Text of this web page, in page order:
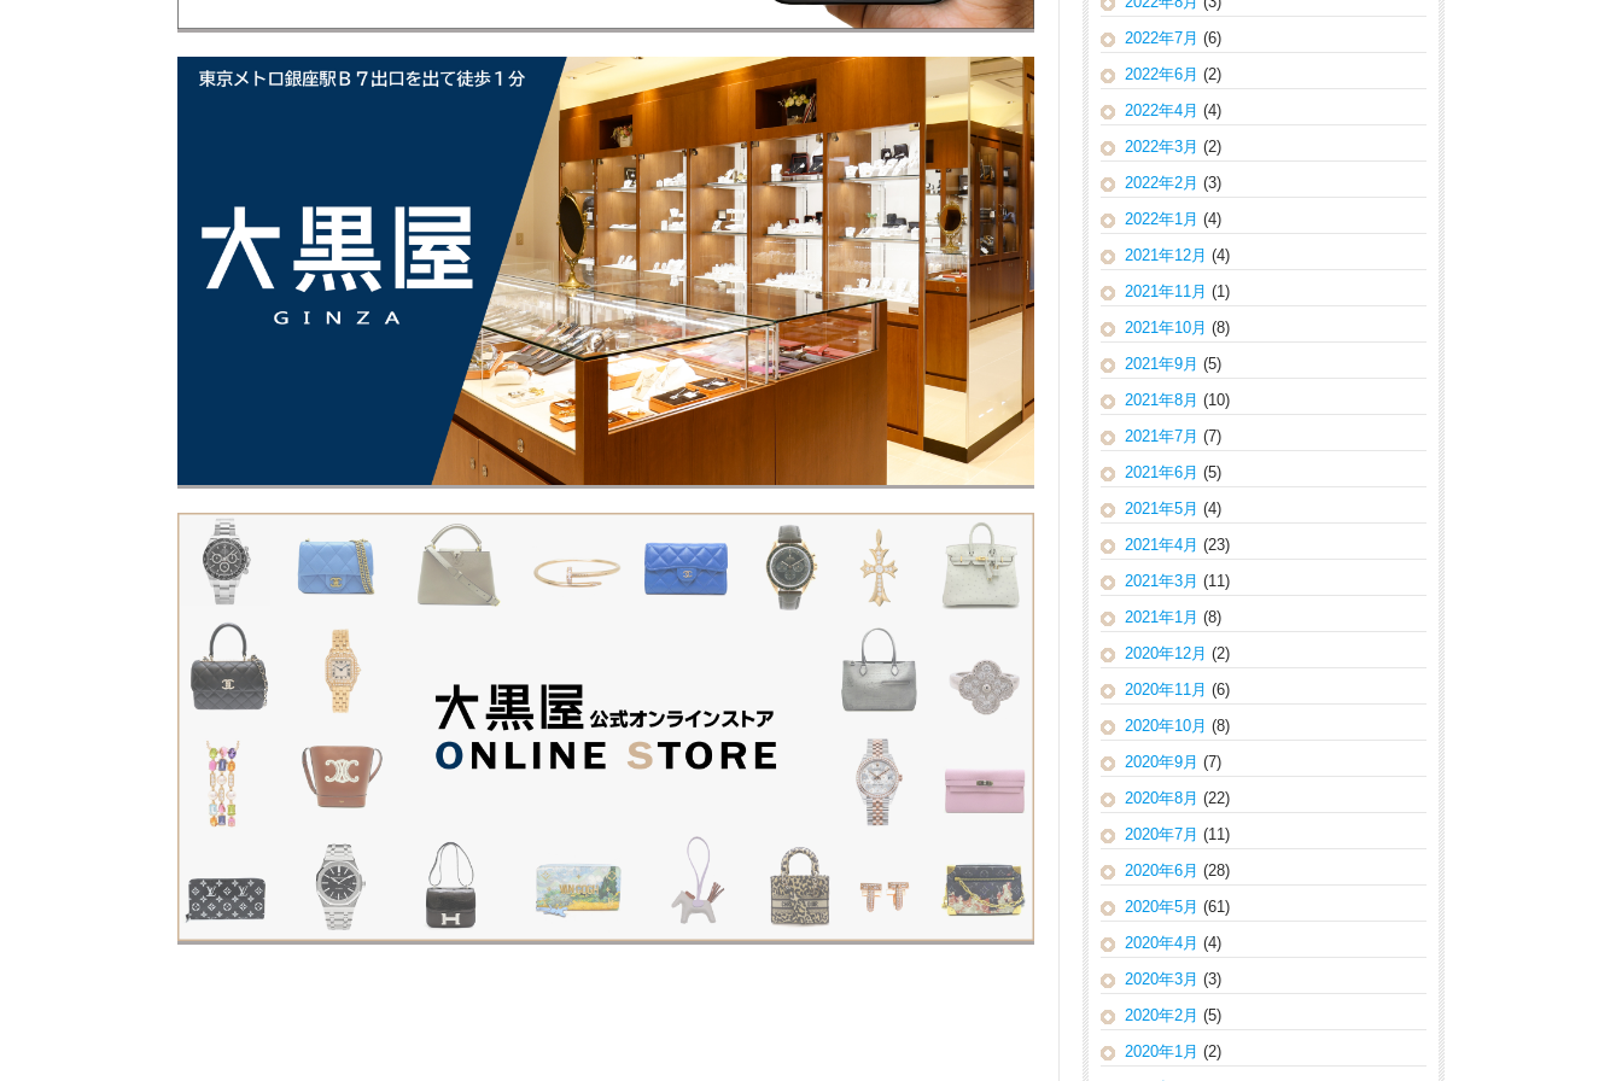
2022年7月 (6)
2022年6月 (2)
2022年4月 (4)
2022年3月 (2)
2022年2月 (3)
2022年1月 (4)
2021年12月 (4)
2021年11月 (1)
2021年10月 (8)
2021年9月 (5)
2021年8月 (10)
2021年7月 (7)
2021年6月 (5)
2021年5月 (4)
2021年4月 (23)
2021年3月 (11)
2021年1月 (8)
2020年12月 (2)
2020年11月 (6)
2020年10月 (8)
2020年9月 (7)
2020年8月 (22)
2020年7月 (11)
2020年6月 (28)
2020年5月 (61)
2020年4月 (4)
2020年3月 (3)
2020年2月 (5)
2020年1月 (2)